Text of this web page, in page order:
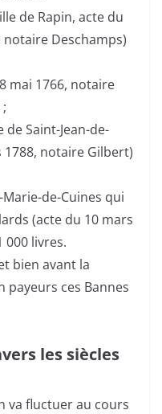
de Rapin, acte du
notaire Deschamps)
mai 1766, notaire
Saint-Jean-de-
notaire Gilbert)
de-Cuines qui
(acte du 10 mars
000 livres.
bien avant la
payeurs ces Bannes
les siècles
va fluctuer au cours